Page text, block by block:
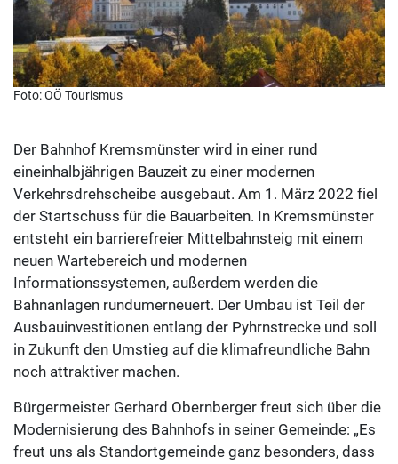
Foto: OÖ Tourismus
Der Bahnhof Kremsmünster wird in einer rund
eineinhalbjährigen Bauzeit zu einer modernen
Verkehrsdrehscheibe ausgebaut. Am 1. März 2022 fiel
der Startschuss für die Bauarbeiten. In Kremsmünster
entsteht ein barrierefreier Mittelbahnsteig mit einem
neuen Wartebereich und modernen
Informationssystemen, außerdem werden die
Bahnanlagen rundumerneuert. Der Umbau ist Teil der
Ausbauinvestitionen entlang der Pyhrnstrecke und soll
in Zukunft den Umstieg auf die klimafreundliche Bahn
noch attraktiver machen.
Bürgermeister Gerhard Obernberger freut sich über die
Modernisierung des Bahnhofs in seiner Gemeinde: „Es
freut uns als Standortgemeinde ganz besonders, dass